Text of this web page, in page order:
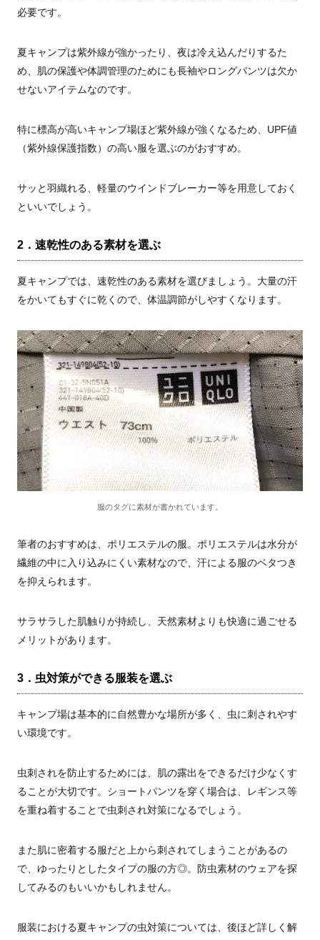
必要です。
夏キャンプは紫外線が強かったり、夜は冷え込んだりするた
め、肌の保護や体調管理のためにも長袖やロングパンツは欠か
せないアイテムなのです。
特に標高が高いキャンプ場ほど紫外線が強くなるため、UPF値
（紫外線保護指数）の高い服を選ぶのがおすすめ。
サッと羽織れる、軽量のウインドブレーカー等を用意しておく
といいでしょう。
2．速乾性のある素材を選ぶ
夏キャンプでは、速乾性のある素材を選びましょう。大量の汗
をかいてもすぐに乾くので、体温調節がしやすくなります。
服のタグに素材が書かれています。
筆者のおすすめは、ポリエステルの服。ポリエステルは水分が
繊維の中に入り込みにくい素材なので、汗による服のベタつき
を抑えられます。
サラサラした肌触りが持続し、天然素材よりも快適に過ごせる
メリットがあります。
3．虫対策ができる服装を選ぶ
キャンプ場は基本的に自然豊かな場所が多く、虫に刺されやす
い環境です。
虫刺されを防止するためには、肌の露出をできるだけ少なくす
ることが大切です。ショートパンツを穿く場合は、レギンス等
を重ね着することで虫刺され対策になるでしょう。
また肌に密着する服だと上から刺されてしまうことがあるの
で、ゆったりとしたタイプの服の方◎。防虫素材のウェアを探
してみるのもいいかもしれません。
服装における夏キャンプの虫対策については、後ほど詳しく解